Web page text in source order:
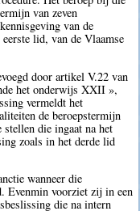
van zeven
van de
lid, van de Vlaamse
door artikel V.22 van
het onderwijs XXII »,
vermeldt het
de beroepstermijn
stellen die ingaat na het
zoals in het derde lid
wanneer die
Evenmin voorziet zij in een
die na intern